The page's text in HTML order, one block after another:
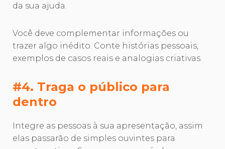
da sua ajuda.
Você deve complementar informações ou
trazer algo inédito. Conte histórias pessoais,
exemplos de casos reais e analogias criativas.
#4. Traga o público para
dentro
Integre as pessoas à sua apresentação, assim
elas passarão de simples ouvintes para